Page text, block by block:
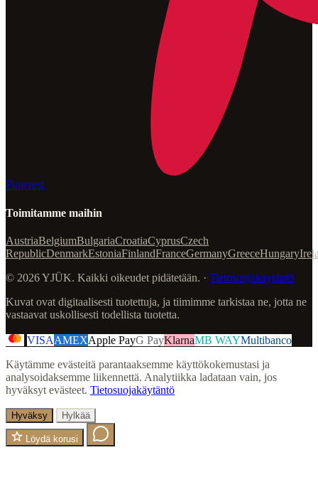
Pinterest
Toimitamme maihin
AustriaBelgiumBulgariaCroatiaCyprusCzech
RepublicDenmarkEstoniaFinlandFranceGermanyGreeceHungary
© 2026 YJÜK. Kaikki oikeudet pidätetään. · Tietosuojakäytäntö
Kuvat ovat digitaalisesti tuotettuja, ja tiimimme tarkistaa ne, jotta ne
vastaavat uskollisesti todellista tuotetta.
VISAAMEXApple PayG PayKlarnaMB WAYMultibanco
Käytämme evästeitä parantaaksemme käyttökokemustasi ja
analysoidaksemme liikennettä. Analytiikka ladataan vain, jos
hyväksyt evästeet. Tietosuojakäytäntö
Hyväksy Hylkää
Löydä korusi